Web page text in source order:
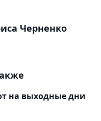
Черненко
на выходные дни